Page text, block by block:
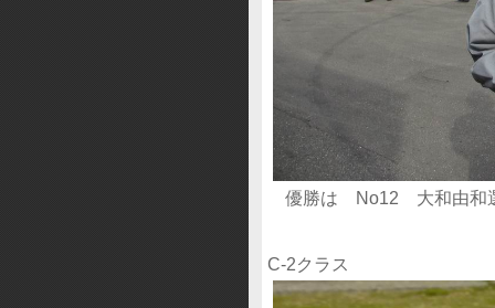
優勝は No12 大和由和
C-2クラス